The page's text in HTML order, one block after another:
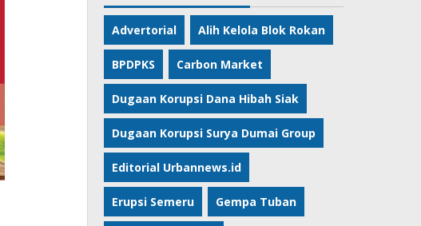
Advertorial Alih Kelola Blok Rokan
BPDPKS Carbon Market
Dugaan Korupsi Dana Hibah Siak
Dugaan Korupsi Surya Dumai Group
Editorial Urbannews.id
Erupsi Semeru Gempa Tuban